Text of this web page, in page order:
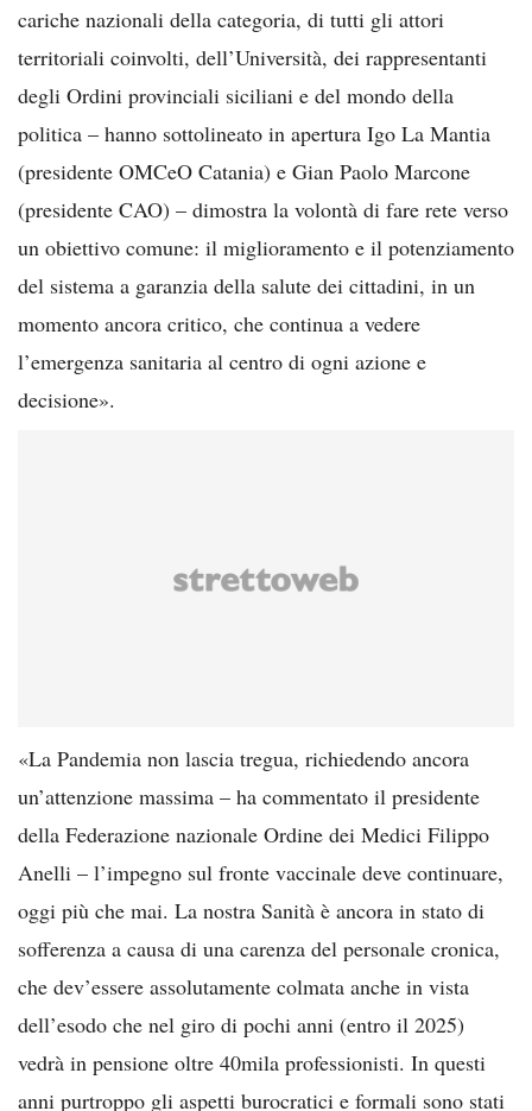
cariche nazionali della categoria, di tutti gli attori
territoriali coinvolti, dell’Università, dei rappresentanti
degli Ordini provinciali siciliani e del mondo della
politica – hanno sottolineato in apertura Igo La Mantia
(presidente OMCeO Catania) e Gian Paolo Marcone
(presidente CAO) – dimostra la volontà di fare rete verso
un obiettivo comune: il miglioramento e il potenziamento
del sistema a garanzia della salute dei cittadini, in un
momento ancora critico, che continua a vedere
l’emergenza sanitaria al centro di ogni azione e
decisione».
«La Pandemia non lascia tregua, richiedendo ancora
un’attenzione massima – ha commentato il presidente
della Federazione nazionale Ordine dei Medici Filippo
Anelli – l’impegno sul fronte vaccinale deve continuare,
oggi più che mai. La nostra Sanità è ancora in stato di
sofferenza a causa di una carenza del personale cronica,
che dev’essere assolutamente colmata anche in vista
dell’esodo che nel giro di pochi anni (entro il 2025)
vedrà in pensione oltre 40mila professionisti. In questi
anni purtroppo gli aspetti burocratici e formali sono stati